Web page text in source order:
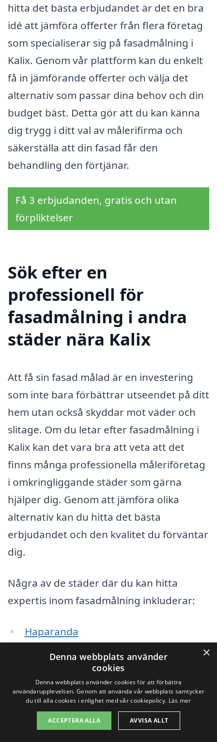
hitta det bästa erbjudandet är det en bra
idé att jämföra offerter från flera företag
som specialiserar sig på fasadmålning i
Kalix. Genom vår plattform kan du enkelt
få in jämförande offerter och välja det
alternativ som passar dina behov och din
budget bäst. Detta gör att du kan känna
dig trygg i ditt val av målerifirma och
säkerställa att din fasad får den
behandling den förtjänar.
Få 3 erbjudanden, gratis och utan
förpliktelser
Sök efter en
professionell för
fasadmålning i andra
städer nära Kalix
Att få sin fasad målad är en investering
som inte bara förbättrar utseendet på ditt
hem utan också skyddar mot väder och
slitage. Om du letar efter fasadmålning i
Kalix kan det vara bra att veta att det
finns många professionella måleriföretag
i omkringliggande städer som gärna
hjälper dig. Genom att jämföra olika
alternativ kan du hitta det bästa
erbjudandet och den kvalitet du förväntar
dig.
Några av de städer där du kan hitta
expertis inom fasadmålning inkluderar:
Haparanda
Överkalix
Norrfjärden
Alvik
×
Denna webbplats använder
cookies
Denna webbplats använder cookies för att förbättra
användarupplevelsen. Genom att använda vår webbplats samtycker
du till alla cookies i enlighet med vår cookiepolicy. Läs mer
ACCEPTERA ALLA AVVISA ALLT